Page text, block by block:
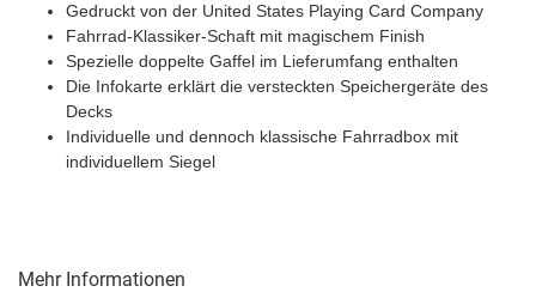
Gedruckt von der United States Playing Card Company
Fahrrad-Klassiker-Schaft mit magischem Finish
Spezielle doppelte Gaffel im Lieferumfang enthalten
Die Infokarte erklärt die versteckten Speichergeräte des
Decks
Individuelle und dennoch klassische Fahrradbox mit
individuellem Siegel
Mehr Informationen